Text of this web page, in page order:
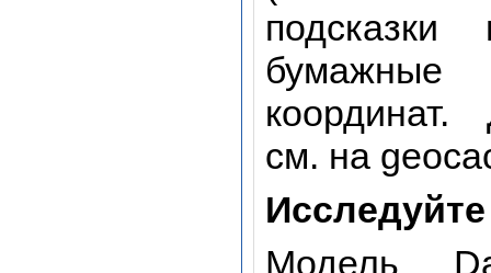
бумажные
см. на
Модель